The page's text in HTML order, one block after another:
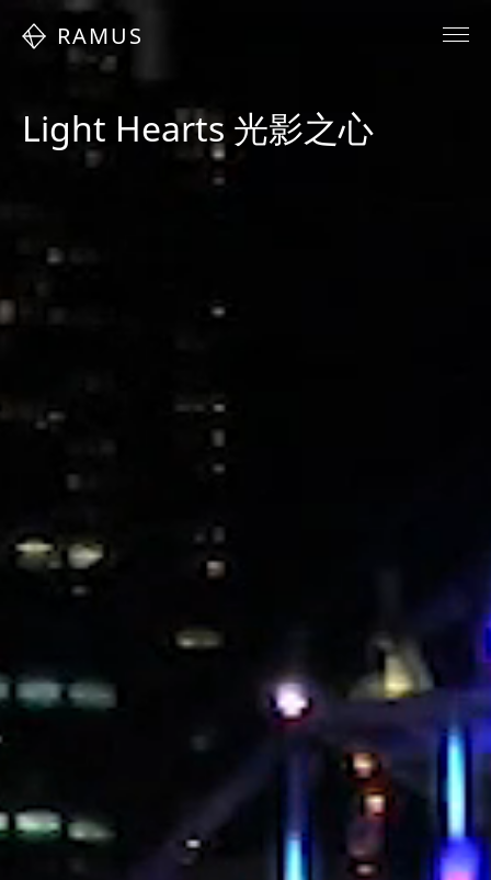
RAMUS
Light Hearts 光影之心